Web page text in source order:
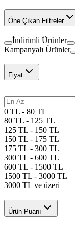
Öne Çıkan Filtreler
İndirimli Ürünler
Kampanyalı Ürünler
Fiyat
0 TL - 80 TL
80 TL - 125 TL
125 TL - 150 TL
150 TL - 175 TL
175 TL - 300 TL
300 TL - 600 TL
600 TL - 1500 TL
1500 TL - 3000 TL
3000 TL ve üzeri
Ürün Puanı